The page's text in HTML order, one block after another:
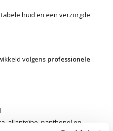
huid en een verzorgde
volgens professionele
allantoïne, panthenol en